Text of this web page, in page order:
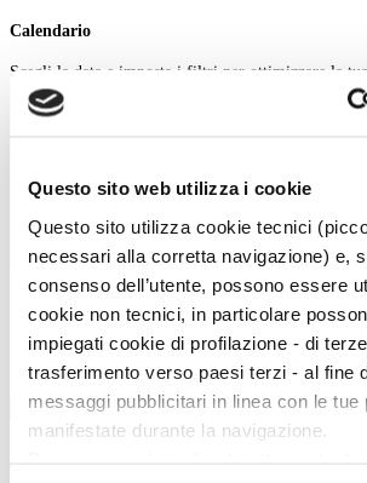
Questo sito web utilizza i cookie
Questo sito utilizza cookie tecnici
necessari alla corretta navigazione) e,
consenso dell’utente, possono essere
cookie non tecnici, in particolare
impiegati cookie di profilazione - di
trasferimento verso paesi terzi - al fine
messaggi pubblicitari in linea con le tue
manifestate durante la navigazione.
Calendario
Scegli la data e imposta i filtri per ottimizzare la
Inizio evento:
Fine evento:
Parole chiave:
Categoria:
Ordinamento:
Cerca